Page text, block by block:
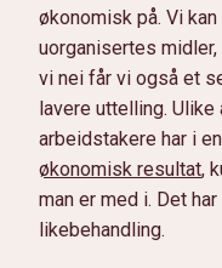
økonomisk på. Vi
uorganisertes
vi nei får vi også et
lavere uttelling.
arbeidstakere har i
økonomisk resultat,
man er med i. Det
likebehandling.